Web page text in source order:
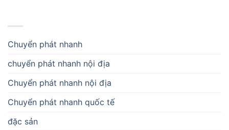
Chuyển phát nhanh
chuyển phát nhanh nội địa
Chuyển phát nhanh nội địa
Chuyển phát nhanh quốc tế
đặc sản